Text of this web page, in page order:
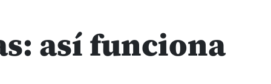
así funciona